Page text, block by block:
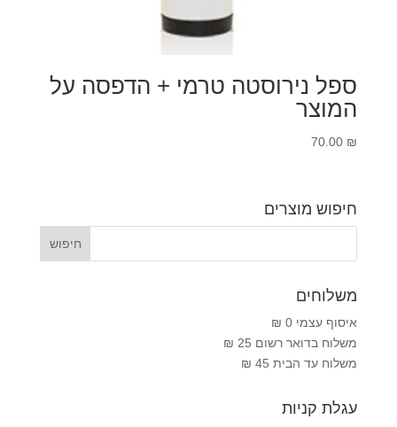
ספל נירוסטה טרמי + הדפסה על
המוצר
70.00 ₪
חיפוש מוצרים
משלוחים
איסוף עצמי 0 ₪
משלוח בדואר רשום 25 ₪
משלוח עד הבית 45 ₪
עגלת קניות